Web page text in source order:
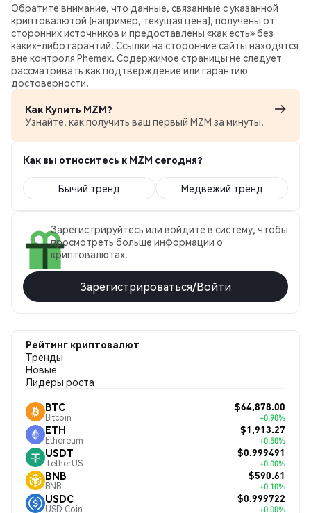
Обратите внимание, что данные, связанные с указанной
криптовалютой (например, текущая цена), получены от
сторонних источников и предоставлены «как есть» без
каких‑либо гарантий. Ссылки на сторонние сайты находятся
вне контроля Phemex. Содержимое страницы не следует
рассматривать как подтверждение или гарантию
достоверности.
Как Купить MZM?
Узнайте, как получить ваш первый MZM за минуты.
Как вы относитесь к MZM сегодня?
Бычий тренд Медвежий тренд
Зарегистрируйтесь или войдите в систему, чтобы
просмотреть больше информации о
криптовалютах.
Зарегистрироваться/Войти
Рейтинг криптовалют
Тренды
Новые
Лидеры роста
BTC
Bitcoin
$64,878.00
+0.90%
ETH
Ethereum
$1,913.27
+0.50%
USDT
TetherUS
$0.999491
+0.00%
BNB
BNB
$590.61
+0.10%
USDC
USD Coin
$0.999722
+0.00%